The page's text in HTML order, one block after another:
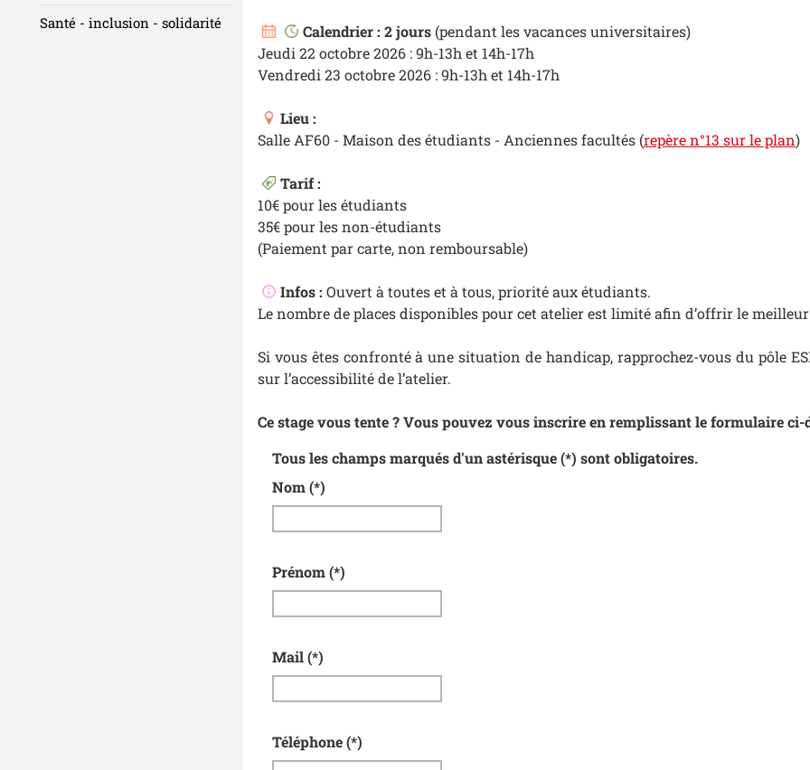
Calendrier : 2 jours (pendant les vacances universitaires)
Jeudi 22 octobre 2026 : 9h-13h et 14h-17h
Vendredi 23 octobre 2026 : 9h-13h et 14h-17h
Lieu :
Salle AF60 - Maison des étudiants - Anciennes facultés (repère n°13 sur le plan)
Tarif :
10€ pour les étudiants
35€ pour les non-étudiants
(Paiement par carte, non remboursable)
Infos : Ouvert à toutes et à tous, priorité aux étudiants.
Le nombre de places disponibles pour cet atelier est limité afin d’offrir le
Si vous êtes confronté à une situation de handicap, rapprochez-vous du pôle
sur l’accessibilité de l’atelier.
Ce stage vous tente ? Vous pouvez vous inscrire en remplissant le formulaire ci-
Tous les champs marqués d'un astérisque (*) sont obligatoires.
Nom(*)
Prénom(*)
Mail(*)
Téléphone(*)
Santé - inclusion - solidarité